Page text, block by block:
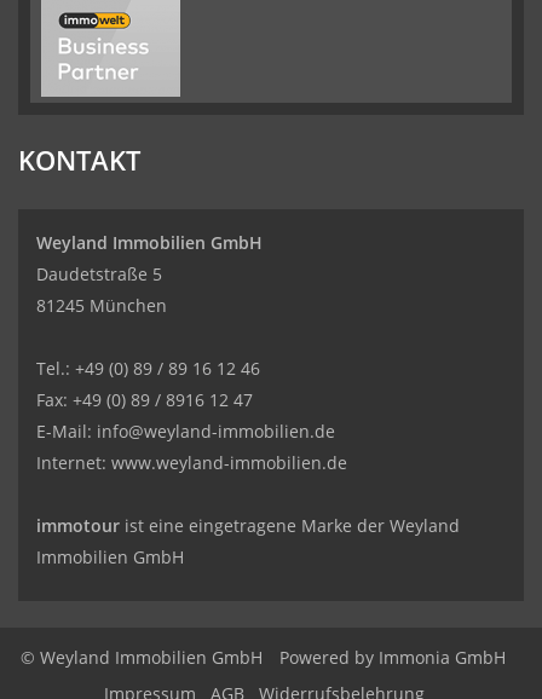
KONTAKT
Weyland Immobilien GmbH
Daudetstraße 5
81245 München
Tel.: +49 (0) 89 / 89 16 12 46
Fax: +49 (0) 89 / 8916 12 47
E-Mail: info@weyland-immobilien.de
Internet: www.weyland-immobilien.de
immotour ist eine eingetragene Marke der Weyland
Immobilien GmbH
© Weyland Immobilien GmbH Powered by Immonia GmbH
Impressum
AGB Widerrufsbelehrung